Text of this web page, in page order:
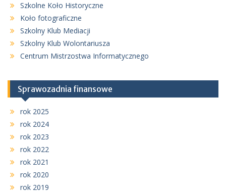
Szkolne Koło Historyczne
Koło fotograficzne
Szkolny Klub Mediacji
Szkolny Klub Wolontariusza
Centrum Mistrzostwa Informatycznego
Sprawozadnia finansowe
rok 2025
rok 2024
rok 2023
rok 2022
rok 2021
rok 2020
rok 2019